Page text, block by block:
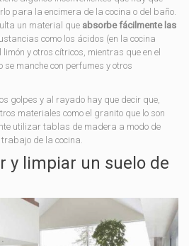
para la encimera de la cocina o del baño.
un material que absorbe fácilmente las
como los ácidos (en la cocina
y otros cítricos, mientras que en el
manche con perfumes y otros
golpes y al rayado hay que decir que,
materiales como el granito que lo son
utilizar tablas de madera a modo de
de la cocina.
y limpiar un suelo de